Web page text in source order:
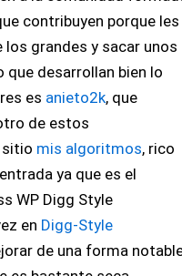
contribuyen porque les
los grandes y sacar unos
que desarrollan bien lo
es anieto2k, que
de estos
sitio mis algoritmos, rico
ya que es el
WP Digg Style
en Digg-Style
de una forma